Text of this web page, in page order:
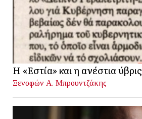
Η «Εστία» και η ανέστια ύβρις
Ξενοφών Α. Μπρουντζάκης